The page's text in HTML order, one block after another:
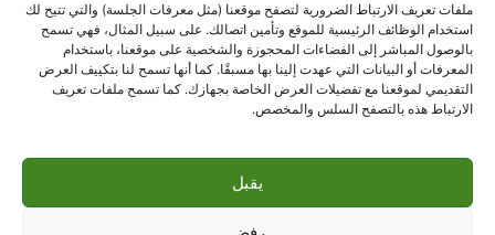
ملفات تعريف الارتباط الضرورية لتصفح موقعنا (مثل معرفات الجلسة) والتي تتيح لك
استخدام الوظائف الرئيسية للموقع وتأمين اتصالك. على سبيل المثال، فهي تسمح
بالوصول المباشر إلى الفضاءات المحجوزة والشخصية على موقعنا، باستخدام
المعرفات أو البيانات التي عهدت إلينا بها مسبقًا. كما أنها تسمح لنا بتكييف العرض
التقديمي لموقعنا مع تفضيلات العرض الخاصة بجهازك. كما تسمح ملفات تعريف
الارتباط هذه بالتصفح السلس والمخصص.
يقبل
مركز العلاقات مع الزبائن :
البريد الإلكتروني : CEC@bna.dz
العنوان : حي الأعمال باب الزوار.
الهاتف: 3306/0770.20.33.06
مركز الاتصال :3306